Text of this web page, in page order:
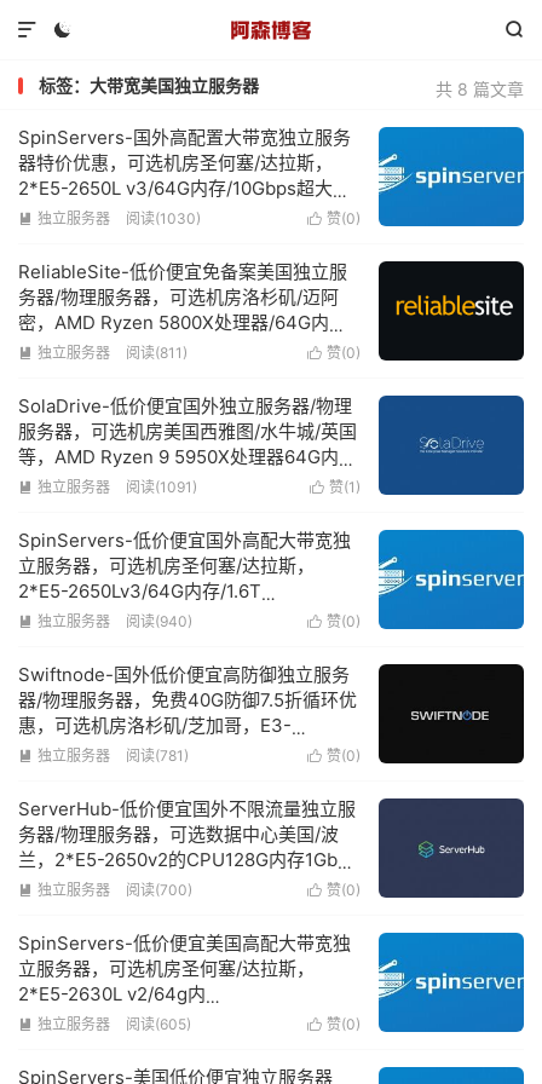
 

共 8 篇文章
标签：大带宽美国独立服务器
SpinServers-国外高配置大带宽独立服务
器特价优惠，可选机房圣何塞/达拉斯，
2*E5-2650L v3/64G内存/10Gbps超大带
宽，低至$89/月，30分钟内自动交付 赞(0)
 独立服务器 阅读(1030)
ReliableSite-低价便宜免备案美国独立服
务器/物理服务器，可选机房洛杉矶/迈阿
密，AMD Ryzen 5800X处理器/64G内
存/1Gbps带宽不限流量低至$79/月
 赞(0)
 独立服务器 阅读(811)
SolaDrive-低价便宜国外独立服务器/物理
服务器，可选机房美国西雅图/水牛城/英国
等，AMD Ryzen 9 5950X处理器64G内存
1Gbps带宽
 赞(1 )
 独立服务器 阅读(1091)
SpinServers-低价便宜国外高配大带宽独
立服务器，可选机房圣何塞/达拉斯，
2*E5-2650Lv3/64G内存/1.6T
NVMe/10Gbps带宽低至$89/月
 赞(0)
 独立服务器 阅读(940)
Swiftnode-国外低价便宜高防御独立服务
器/物理服务器，免费40G防御7.5折循环优
惠，可选机房洛杉矶/芝加哥，E3-
1230v5/32G内存/500GSSD/1Gbps带宽
 赞(0)
 独立服务器 阅读(781)
ServerHub-低价便宜国外不限流量独立服
务器/物理服务器，可选数据中心美国/波
兰，2*E5-2650v2的CPU128G内存1Gbps
带宽不限流量低至$79/月
 赞(0)
 独立服务器 阅读(700)
SpinServers-低价便宜美国高配大带宽独
立服务器，可选机房圣何塞/达拉斯，
2*E5-2630L v2/64g内
存/1.6TSSD/10Gbps超大带宽低至$89/月
 赞(0)
 独立服务器 阅读(605)
SpinServers-美国低价便宜独立服务器